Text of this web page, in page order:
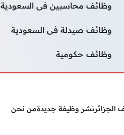
وظائف محاسبين فى السعودية
وظائف صيدلة فى السعودية
وظائف حكومية
الجزائرنشر وظيفة جديدةمن نحن